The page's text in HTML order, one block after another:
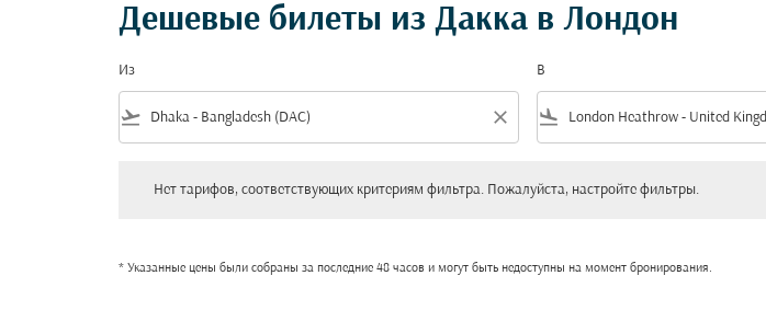
Дешевые билеты из Дакка в Лондон
Из
flight_takeoff close
В
flight_land
Нет тарифов, соответствующих критериям фильтра. Пожалуйста, настройте фильтры.
* Указанные цены были собраны за последние 48 часов и могут быть недоступны на момент бронирования.